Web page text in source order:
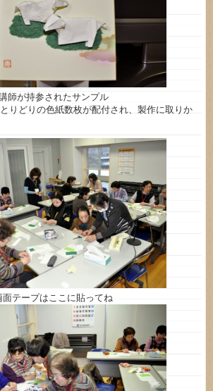
師が持参されたサンプル
りどりの色紙数枚が配付され、製作に取りか
面テープはここに貼ってね